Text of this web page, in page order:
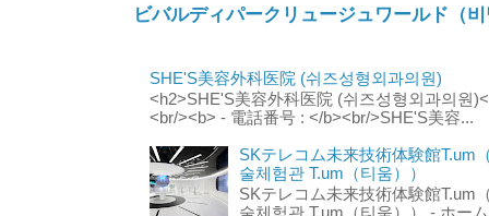
ビバルディパークリュージュワールド（
SHE'S美容外科医院 (쉬즈성형외과의원)
<h2>SHE'S美容外科医院 (쉬즈성형외과의원
<br/><b> - 電話番号 : </b><br/>SHE'S美容...
SKテレコム未来技術体験館T.um
술체험관 T.um（티움））
SKテレコム未来技術体験館T.um